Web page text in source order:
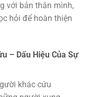
với bản thân mình,
hỏi để hoàn thiện
– Dấu Hiệu Của Sự
khác cứu